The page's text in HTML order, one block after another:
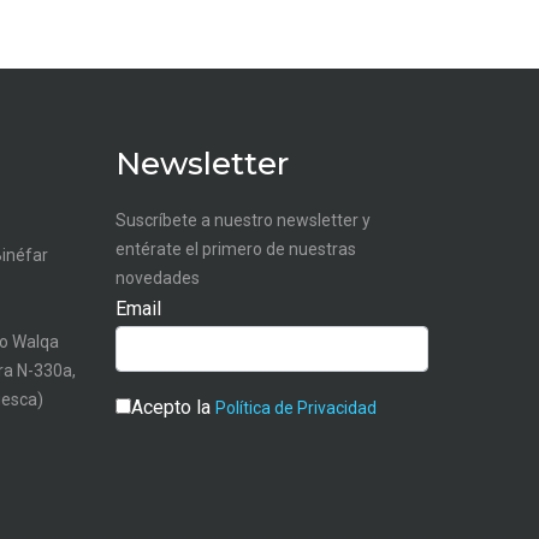
Walqa
N-330a,
Newsletter
Suscríbete a nuestro newsletter y
entérate el primero de nuestras
novedades
Email
Acepto la Política de Privacidad